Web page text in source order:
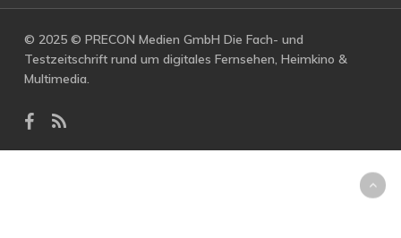
© 2025 © PRECON Medien GmbH Die Fach- und
Testzeitschrift rund um digitales Fernsehen, Heimkino &
Multimedia.
facebook
RSS